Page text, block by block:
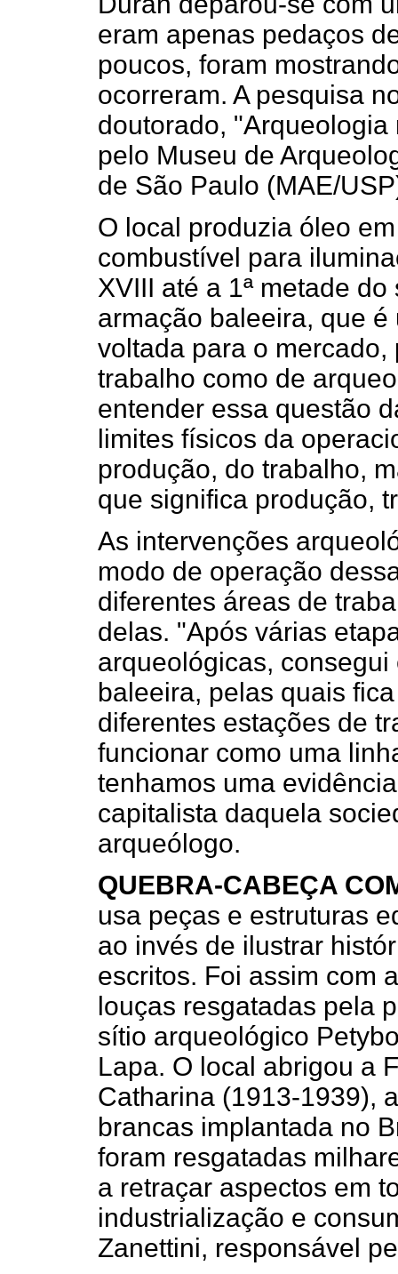
eram apenas pedaços
poucos, foram
ocorreram. A pesquisa
doutorado,
pelo Museu de
de São Paulo (MAE/
O local produzia óleo
combustível para
XVIII até a 1ª metade
armação baleeira, que
voltada para o
trabalho como de
entender essa questão
limites físicos da
produção, do trabalho,
que significa produção,
As intervenções
modo de operação
diferentes áreas de
delas. "Após várias
arqueológicas,
baleeira, pelas quais
diferentes estações de
funcionar como uma
tenhamos uma
capitalista daquela
arqueólogo.
QUEBRA-CABEÇA
usa peças e estruturas
ao invés de ilustrar
escritos. Foi assim com
louças resgatadas pela
sítio arqueológico
Lapa. O local abrigou a
Catharina (1913-1939),
brancas implantada no
foram resgatadas
a retraçar aspectos em
industrialização e
Zanettini, responsável